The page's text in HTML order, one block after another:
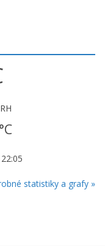
RH
statistiky a grafy »